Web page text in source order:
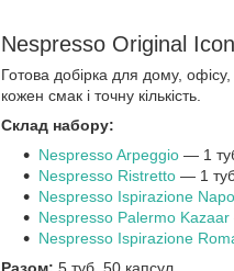
Nespresso Original
Готова добірка для дому,
кожен смак і точну кількість.
Склад набору:
Nespresso Arpeggio — 1
Nespresso Ristretto — 1
Nespresso Ispirazione
Nespresso Palermo Kazaar
Nespresso Ispirazione
Разом: 5 туб, 50 капсул.